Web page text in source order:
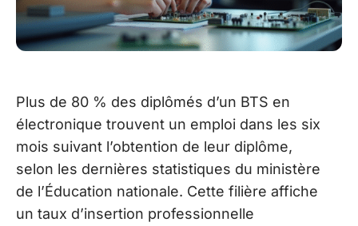
Plus de 80 % des diplômés d’un BTS en
électronique trouvent un emploi dans les six
mois suivant l’obtention de leur diplôme,
selon les dernières statistiques du ministère
de l’Éducation nationale. Cette filière affiche
un taux d’insertion professionnelle